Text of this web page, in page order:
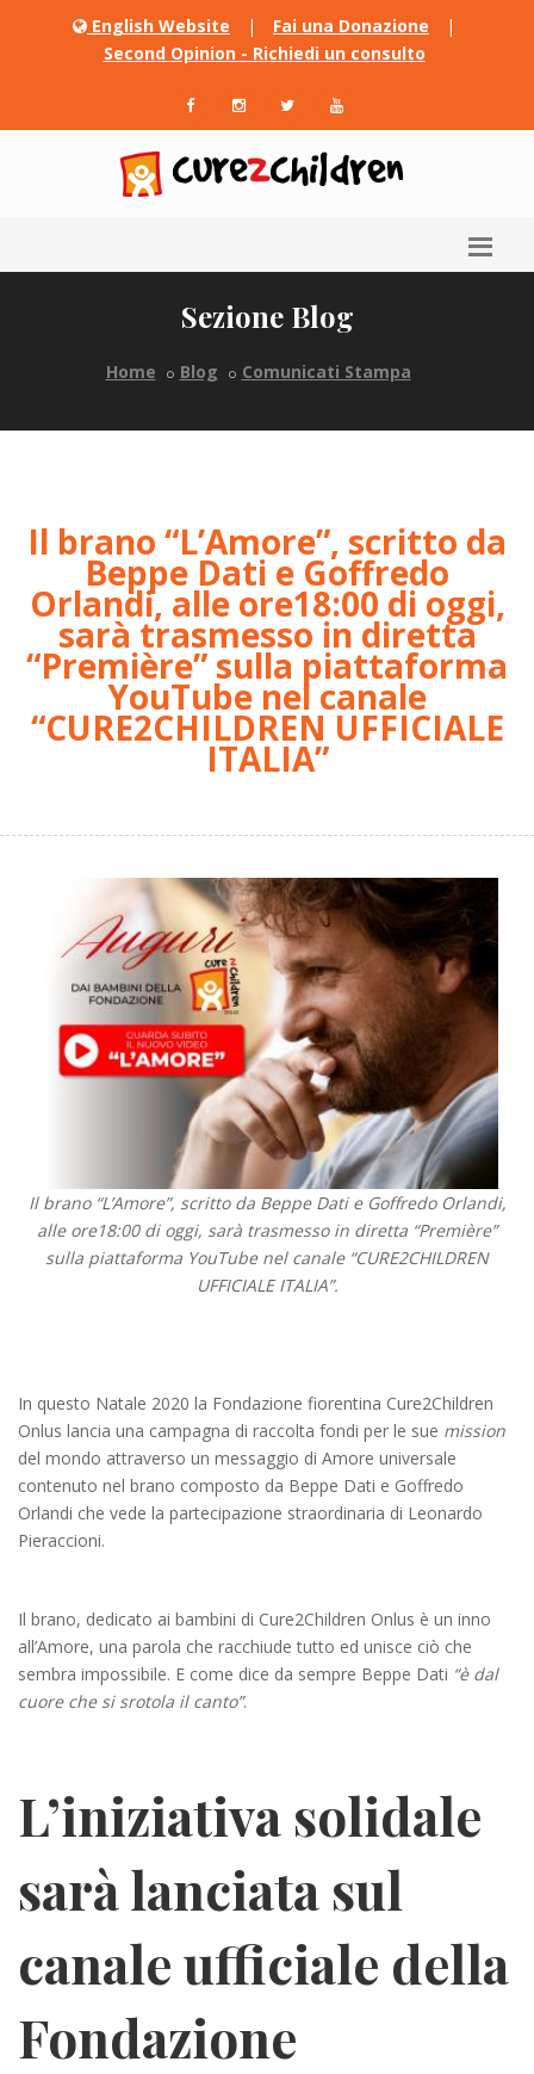
English Website | Fai una Donazione
|
Second Opinion - Richiedi un consulto
Sezione Blog
Home Blog Comunicati Stampa
Il brano “L’Amore”, scritto da
Beppe Dati e Goffredo
Orlandi, alle ore18:00 di oggi,
sarà trasmesso in diretta
“Première” sulla piattaforma
YouTube nel canale
“CURE2CHILDREN UFFICIALE
ITALIA”
Il brano “L’Amore”, scritto da Beppe Dati e Goffredo Orlandi,
alle ore18:00 di oggi, sarà trasmesso in diretta “Première”
sulla piattaforma YouTube nel canale “CURE2CHILDREN
UFFICIALE ITALIA”.
In questo Natale 2020 la Fondazione fiorentina Cure2Children
Onlus lancia una campagna di raccolta fondi per le sue mission
del mondo attraverso un messaggio di Amore universale
contenuto nel brano composto da Beppe Dati e Goffredo
Orlandi che vede la partecipazione straordinaria di Leonardo
Pieraccioni.
Il brano, dedicato ai bambini di Cure2Children Onlus è un inno
all’Amore, una parola che racchiude tutto ed unisce ciò che
sembra impossibile. E come dice da sempre Beppe Dati “è dal
cuore che si srotola il canto”.
L’iniziativa solidale
sarà lanciata sul
canale ufficiale della
Fondazione